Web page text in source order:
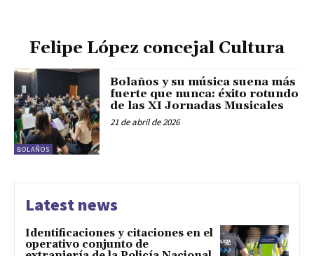
Felipe López concejal Cultura
BOLAÑOS
Bolaños y su música suena más
fuerte que nunca: éxito rotundo
de las XI Jornadas Musicales
21 de abril de 2026
Latest news
Identificaciones y citaciones en el
operativo conjunto de